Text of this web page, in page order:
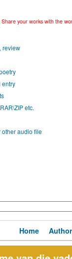
Share your works with the
review
entry
etc.
audio file
Home